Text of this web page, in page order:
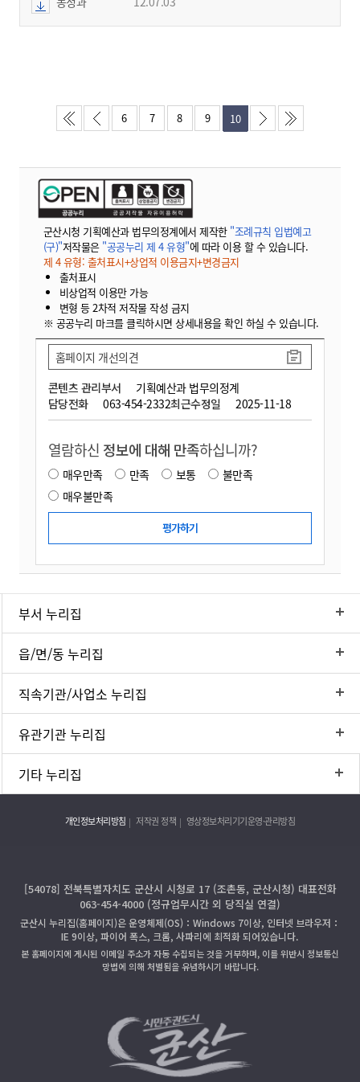
6 7 8 9 10
군산시청 기획예산과 법무의정계에서 제작한 "조례규칙 입법예고
(구)"저작물은 "공공누리 제 4 유형"에 따라 이용 할 수 있습니다.
제 4 유형: 출처표시+상업적 이용금지+변경금지
출처표시
비상업적 이용만 가능
변형 등 2차적 저작물 작성 금지
※ 공공누리 마크를 클릭하시면 상세내용을 확인 하실 수 있습니다.
콘텐츠 관리부서
기획예산과 법무의정계
담당전화
063-454-2332최근수정일 2025-11-18
홈페이지 개선의견
열람하신 정보에 대해 만족하십니까?
매우만족 만족 보통
불만족
매우불만족
부서 누리집
읍/면/동 누리집
직속기관/사업소 누리집
유관기관 누리집
기타 누리집
개인정보처리방침 저작권 정책 영상정보처리기기운영·관리방침
[54078] 전북특별자치도 군산시 시청로 17 (조촌동, 군산시청) 대표전화
063-454-4000 (정규업무시간 외 당직실 연결)
군산시 누리집(홈페이지)은 운영체제(OS)：Windows 7이상, 인터넷 브라우저：
IE 9이상, 파이어 폭스, 크롬, 사파리에 최적화 되어있습니다.
본 홈페이지에 게시된 이메일 주소가 자동 수집되는 것을 거부하며, 이를 위반시 정보통신
망법에 의해 처벌됨을 유념하시기 바랍니다.